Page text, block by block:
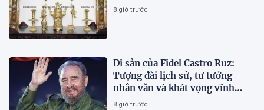
8 giờ trước
Di sản của Fidel Castro Ruz:
Tượng đài lịch sử, tư tưởng
nhân văn và khát vọng vĩnh
hằng
8 giờ trước